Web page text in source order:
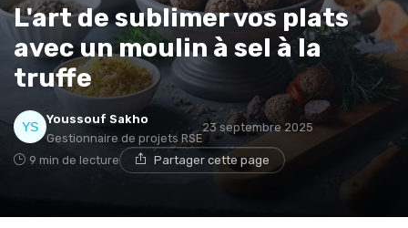
L'art de sublimer vos plats
avec un moulin à sel à la
truffe
Youssouf Sakho
Gestionnaire de projets RSE
23 septembre 2025
9 min de lecture Partager cette page